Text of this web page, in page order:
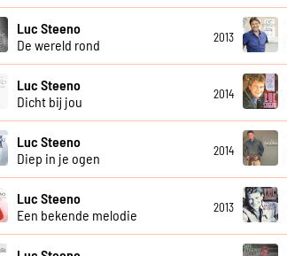
Luc Steeno
De wereld rond
2013
Luc Steeno
Dicht bij jou
2014
Luc Steeno
Diep in je ogen
2014
Luc Steeno
Een bekende melodie
2013